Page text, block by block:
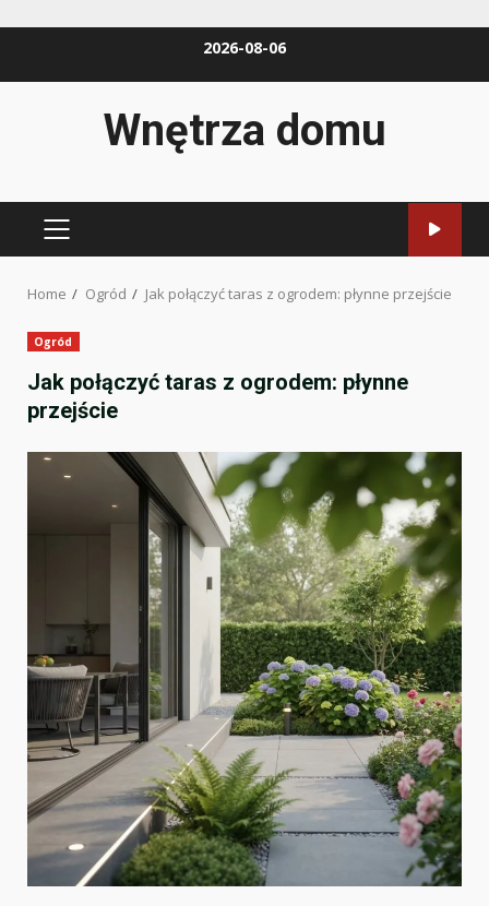
2026-08-06
Wnętrza domu
PRIMARY
Home Ogród Jak połączyć taras z ogrodem: płynne przejście
Ogród
Jak połączyć taras z ogrodem: płynne
przejście